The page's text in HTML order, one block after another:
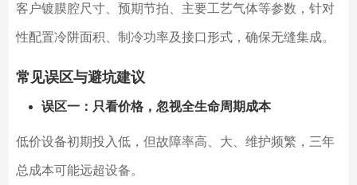
客户镀膜腔尺寸、预期节拍、主要工艺气体等参数，针对
性配置冷阱面积、制冷功率及接口形式，确保无缝集成。
常见误区与避坑建议
误区一：只看价格，忽视全生命周期成本
低价设备初期投入低，但故障率高、大、维护频繁，三年
总成本可能远超设备。